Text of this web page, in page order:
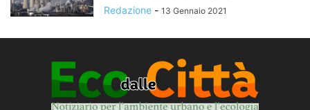
Redazione - 13 Gennaio 2021